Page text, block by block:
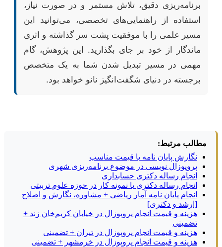
برنامه‌ریزی دقیق، تلاش مستمر و در صورت نیاز،
استفاده از راهنمایی‌های تخصصی، می‌توانید این
مسیر علمی را با موفقیت پشت سر گذاشته و اثری
ماندگار از خود بر جای بگذارید. این پژوهش، گام
مهمی در مسیر تبدیل شدن شما به یک متخصص
برجسته در دنیای شگفت‌انگیز نانو خواهد بود.
مطالب مرتبط:
نگارش پایان نامه با قیمت مناسب
پروپوزال نویسی در موضوع برنامه‌ریزی شهری
انجام رساله دکتری حسابداری
انجام رساله دکتری با نمونه کار در حوزه علوم تربیتی
انجام پایان نامه آمار ریاضی + مشاوره، نگارش و اصلاح
[ارشد و دکتری]
هزینه و قیمت انجام پروپوزال در خیابان کریم‌خان زند +
تضمینی
هزینه و قیمت انجام پروپوزال در تیران + تضمینی
هزینه و قیمت انجام پروپوزال در خرمشهر + تضمینی